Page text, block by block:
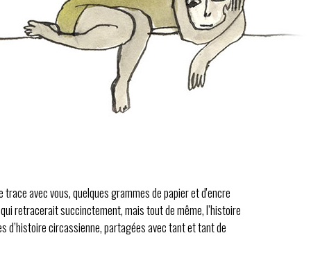
avec vous, quelques grammes de papier et d'encre
retracerait succinctement, mais tout de même, l’histoire
d’histoire circassienne, partagées avec tant et tant de